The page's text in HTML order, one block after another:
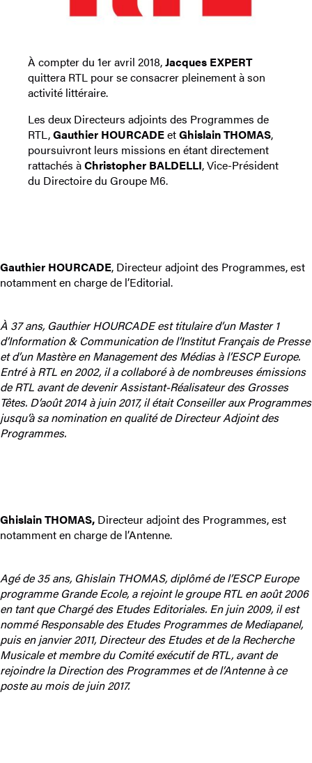
À compter du 1er avril 2018,Jacques EXPERT
quittera RTL pour se consacrer pleinement à son
activité littéraire.
Les deux Directeurs adjoints des Programmes de
RTL,Gauthier HOURCADEetGhislain THOMAS,
poursuivront leurs missions en étant directement
rattachés àChristopher BALDELLI, Vice-Président
du Directoire du Groupe M6.
Gauthier HOURCADE, Directeur adjoint des Programmes, est
notamment en charge de l’Editorial.
À 37 ans, Gauthier HOURCADE est titulaire d’un Master 1
d’Information & Communication de l’Institut Français de Presse
et d’un Mastère en Management des Médias à l’ESCP Europe.
Entré à RTL en 2002, il a collaboré à de nombreuses émissions
de RTL avant de devenir Assistant-Réalisateur des Grosses
Têtes. D’août 2014 à juin 2017, il était Conseiller aux Programmes
jusqu’à sa nomination en qualité de Directeur Adjoint des
Programmes.
Ghislain THOMAS, Directeur adjoint des Programmes, est
notamment en charge de l’Antenne.
Agé de 35 ans, Ghislain THOMAS, diplômé de l’ESCP Europe
programme Grande Ecole, a rejoint le groupe RTL en août 2006
en tant que Chargé des Etudes Editoriales. En juin 2009, il est
nommé Responsable des Etudes Programmes de Mediapanel,
puis en janvier 2011, Directeur des Etudes et de la Recherche
Musicale et membre du Comité exécutif de RTL, avant de
rejoindre la Direction des Programmes et de l’Antenne à ce
poste au mois de juin 2017.